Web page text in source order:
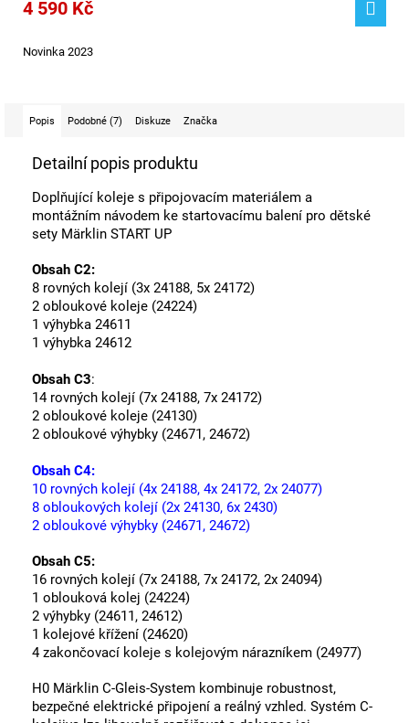
4 590 Kč
Novinka 2023
Popis Podobné (7) Diskuze Značka
Detailní popis produktu
Doplňující koleje s připojovacím materiálem a
montážním návodem ke startovacímu balení pro dětské
sety Märklin START UP
Obsah C2:
8 rovných kolejí (3x 24188, 5x 24172)
2 obloukové koleje (24224)
1 výhybka 24611
1 výhybka 24612
Obsah C3:
14 rovných kolejí (7x 24188, 7x 24172)
2 obloukové koleje (24130)
2 obloukové výhybky (24671, 24672)
Obsah C4:
10 rovných kolejí (4x 24188, 4x 24172, 2x 24077)
8 obloukových kolejí (2x 24130, 6x 2430)
2 obloukové výhybky (24671, 24672)
Obsah C5:
16 rovných kolejí (7x 24188, 7x 24172, 2x 24094)
1 oblouková kolej (24224)
2 výhybky (24611, 24612)
1 kolejové křížení (24620)
4 zakončovací koleje s kolejovým nárazníkem (24977)
H0 Märklin C-Gleis-System kombinuje robustnost,
bezpečné elektrické připojení a reálný vzhled. Systém C-